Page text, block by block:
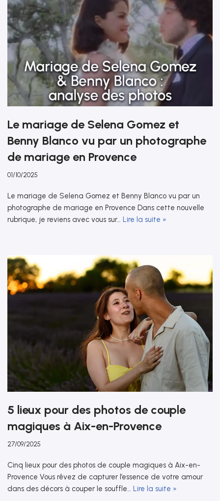
Le mariage de Selena Gomez et
Benny Blanco vu par un photographe
de mariage en Provence
01/10/2025
Le mariage de Selena Gomez et Benny Blanco vu par un
photographe de mariage en Provence Dans cette nouvelle
rubrique, je reviens avec vous sur… Lire la suite »
5 lieux pour des photos de couple
magiques à Aix-en-Provence
27/09/2025
Cinq lieux pour des photos de couple magiques à Aix-en-
Provence Vous rêvez de capturer l’essence de votre amour
dans des décors à couper le souffle… Lire la suite »